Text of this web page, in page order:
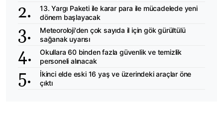
13. Yargı Paketi ile karar para ile mücadelede yeni
dönem başlayacak
Meteoroloji'den çok sayıda il için gök gürültülü
sağanak uyarısı
Okullara 60 binden fazla güvenlik ve temizlik
personeli alınacak
İkinci elde eski 16 yaş ve üzerindeki araçlar öne
çıktı